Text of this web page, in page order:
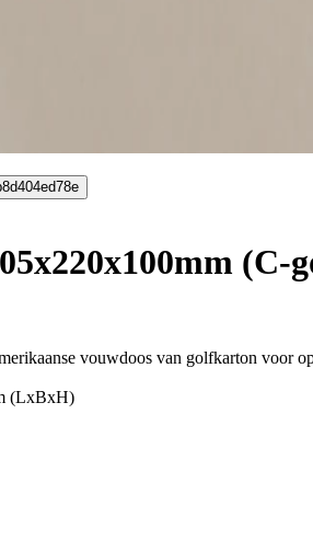
vouwdoos van golfkarton voor
(LxBxH)